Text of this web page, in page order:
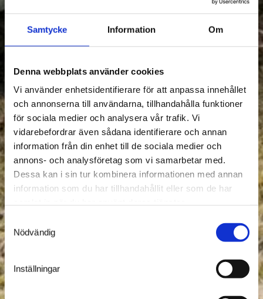
Samtycke Information Om
Denna webbplats använder cookies
Vi använder enhetsidentifierare för att anpassa innehållet
och annonserna till användarna, tillhandahålla funktioner
för sociala medier och analysera vår trafik. Vi
vidarebefordrar även sådana identifierare och annan
information från din enhet till de sociala medier och
annons- och analysföretag som vi samarbetar med.
Dessa kan i sin tur kombinera informationen med annan
information som du har tillhandahållit eller som de har
Nödvändig
Inställningar